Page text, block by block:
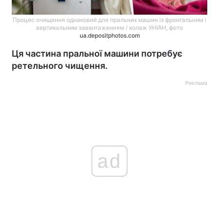
Процес очищення однаковий для пральних машин із фронтальним і
вертикальним завантаженням / колаж УНІАН, фото
ua.depositphotos.com
Ця частина пральної машини потребує
ретельного чищення.
Реклама
ad